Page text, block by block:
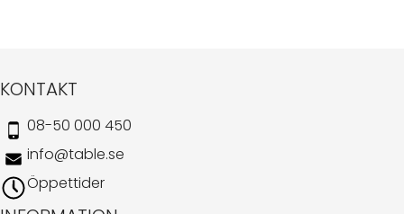
KONTAKT
08-50 000 450
info@table.se
Öppettider